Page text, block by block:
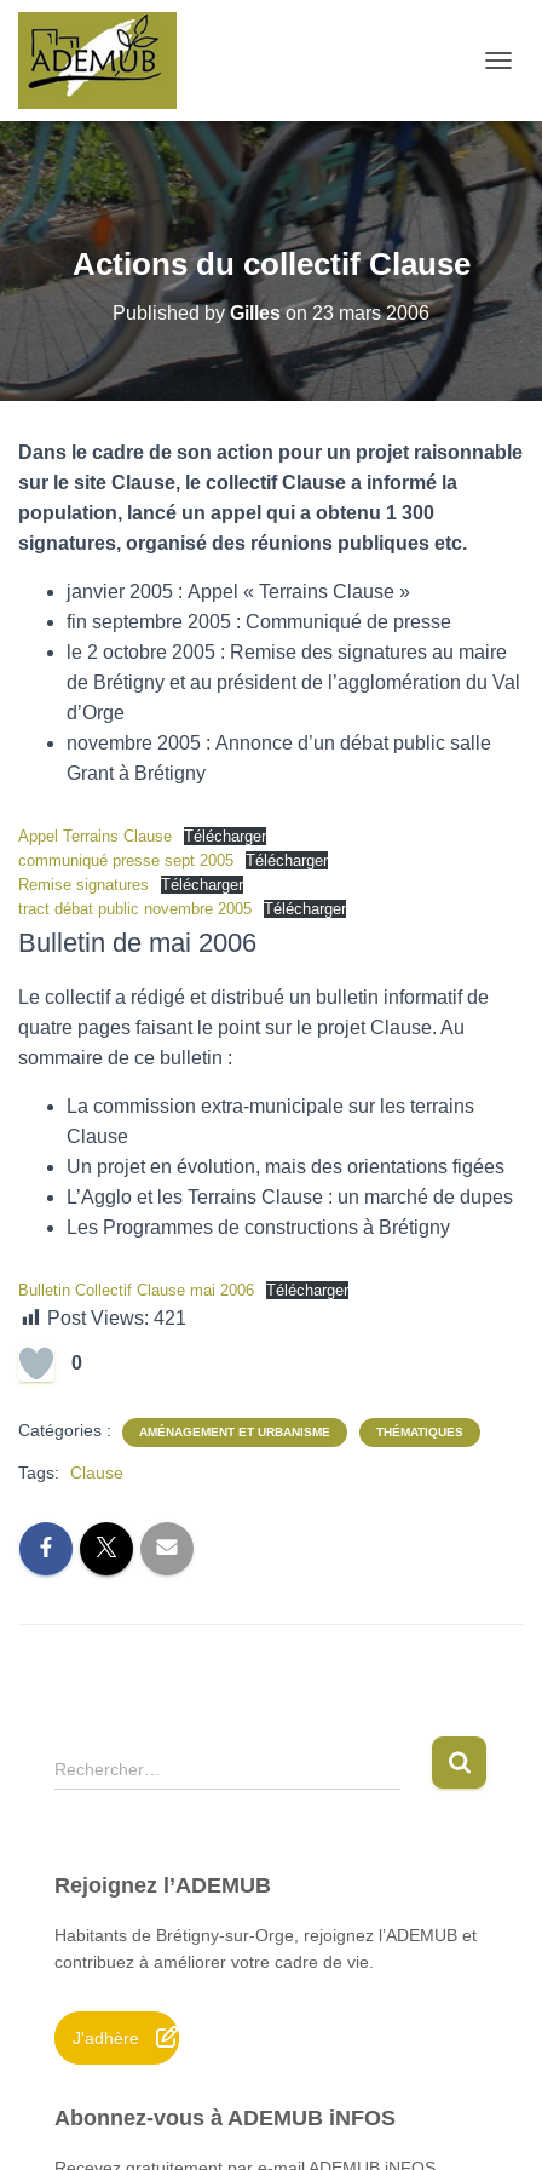
Actions du collectif Clause
Published byGilleson23 mars 2006
Dans le cadre de son action pour un projet raisonnable
sur le site Clause, le collectif Clause a informé la
population, lancé un appel qui a obtenu 1 300
signatures, organisé des réunions publiques etc.
janvier 2005 : Appel « Terrains Clause »
fin septembre 2005 : Communiqué de presse
le 2 octobre 2005 : Remise des signatures au maire
de Brétigny et au président de l’agglomération du Val
d’Orge
novembre 2005 : Annonce d’un débat public salle
Grant à Brétigny
Appel Terrains Clause
Télécharger
communiqué presse sept 2005
Télécharger
Remise signatures
Télécharger
tract débat public novembre 2005
Télécharger
Bulletin de mai 2006
Le collectif a rédigé et distribué un bulletin informatif de
quatre pages faisant le point sur le projet Clause. Au
sommaire de ce bulletin :
La commission extra-municipale sur les terrains
Clause
Un projet en évolution, mais des orientations figées
L’Agglo et les Terrains Clause : un marché de dupes
Les Programmes de constructions à Brétigny
Bulletin Collectif Clause mai 2006 Télécharger
Post Views: 421
0
Catégories : AMÉNAGEMENT ET URBANISME THÉMATIQUES
Tags: Clause
R
e
r
h
e
:
Rechercher…
Rejoignez l’ADEMUB
Habitants de Brétigny-sur-Orge, rejoignez l’ADEMUB et
contribuez à améliorer votre cadre de vie.
J'adhère
Abonnez-vous à ADEMUB iNFOS